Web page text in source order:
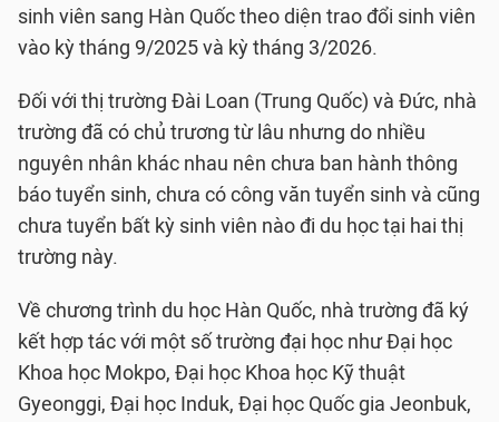
sinh viên sang Hàn Quốc theo diện trao đổi sinh viên
vào kỳ tháng 9/2025 và kỳ tháng 3/2026.
Đối với thị trường Đài Loan (Trung Quốc) và Đức, nhà
trường đã có chủ trương từ lâu nhưng do nhiều
nguyên nhân khác nhau nên chưa ban hành thông
báo tuyển sinh, chưa có công văn tuyển sinh và cũng
chưa tuyển bất kỳ sinh viên nào đi du học tại hai thị
trường này.
Về chương trình du học Hàn Quốc, nhà trường đã ký
kết hợp tác với một số trường đại học như Đại học
Khoa học Mokpo, Đại học Khoa học Kỹ thuật
Gyeonggi, Đại học Induk, Đại học Quốc gia Jeonbuk,